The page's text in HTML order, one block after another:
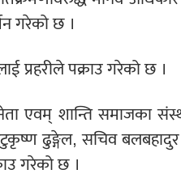
गरेको छ ।
प्रहरीले पक्राउ गरेको छ ।
नेता एवम् शान्ति समाजका
ढुङ्गेल, सचिव बलबहादुर
गरेको छ ।